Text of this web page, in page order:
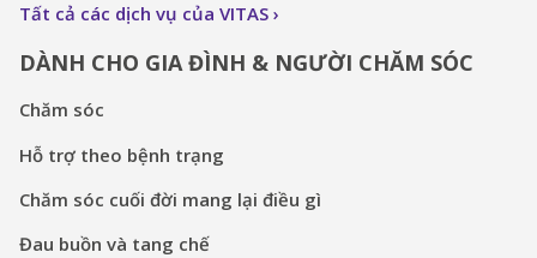
Tất cả các dịch vụ của VITAS
DÀNH CHO GIA ĐÌNH & NGƯỜI CHĂM SÓC
Chăm sóc
Hỗ trợ theo bệnh trạng
Chăm sóc cuối đời mang lại điều gì
Đau buồn và tang chế